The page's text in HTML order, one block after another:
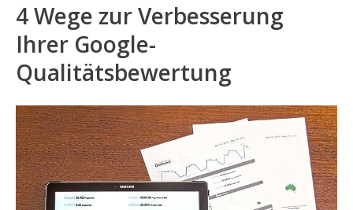
4 Wege zur Verbesserung
Ihrer Google-
Qualitätsbewertung